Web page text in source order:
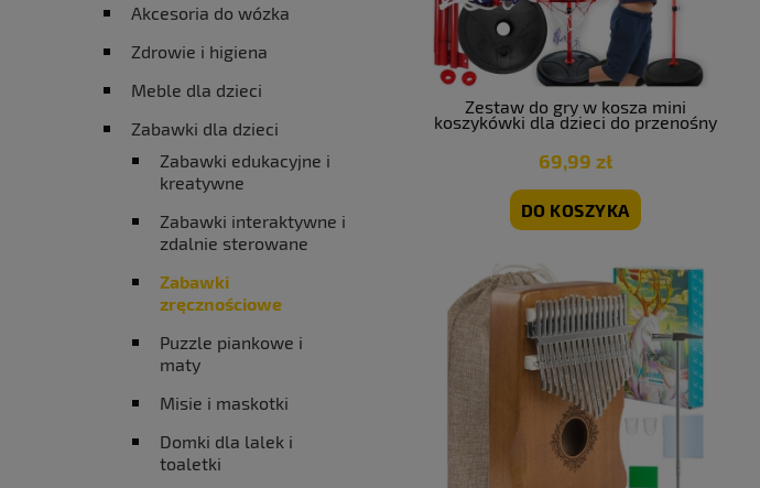
Akcesoria do wózka
Zdrowie i higiena
Meble dla dzieci
Zabawki dla dzieci
Zabawki edukacyjne i
kreatywne
Zabawki interaktywne i
zdalnie sterowane
Zabawki
zręcznościowe
Puzzle piankowe i
maty
Misie i maskotki
Domki dla lalek i
toaletki
Zestaw do gry w kosza mini
koszykówki dla dzieci do przenośny
69,99 zł
DO KOSZYKA